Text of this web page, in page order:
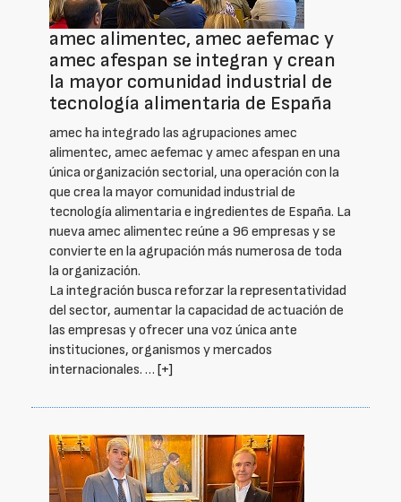
amec alimentec, amec aefemac y
amec afespan se integran y crean
la mayor comunidad industrial de
tecnología alimentaria de España
amec ha integrado las agrupaciones amec
alimentec, amec aefemac y amec afespan en una
única organización sectorial, una operación con la
que crea la mayor comunidad industrial de
tecnología alimentaria e ingredientes de España. La
nueva amec alimentec reúne a 96 empresas y se
convierte en la agrupación más numerosa de toda
la organización.
La integración busca reforzar la representatividad
del sector, aumentar la capacidad de actuación de
las empresas y ofrecer una voz única ante
instituciones, organismos y mercados
internacionales. … [+]